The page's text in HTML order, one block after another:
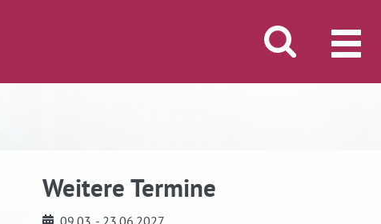
Suche öffnen/
Weitere Termine
09.03. - 23.06.2027